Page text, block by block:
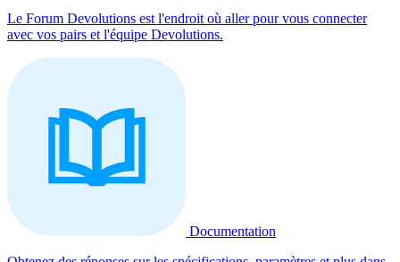
Le Forum Devolutions est l'endroit où aller pour vous connecter
avec vos pairs et l'équipe Devolutions.
Documentation